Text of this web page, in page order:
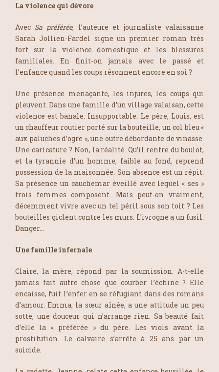
La violence qui dévore
Avec Sa préférée, l’auteure et journaliste valaisanne
Sarah Jollien-Fardel signe un premier roman très
fort sur la violence domestique et les blessures
familiales. En finit-on jamais avec le passé et
l’enfance quand les coups résonnent encore en soi ?
Une présence menaçante, les injures, les coups qui
pleuvent. Dans une famille d’un village valaisan, cette
violence est banale. Insupportable. Le père, Louis, est
un chauffeur routier porté sur la bouteille, un col bleu «
aux paluches d’ogre », une outre débordante de vinasse.
Une caricature ? Non, la réalité. Qu’il rentre du boulot,
et la tyrannie d’un homme, faible au fond, reprend
possession de la maisonnée. Son absence est un répit.
Sa présence un cauchemar éveillé avec lequel « ses »
trois femmes composent. Mais peut-on vraiment,
décemment vivre avec un tel péril sous son toit ? Les
bouteilles giclent contre les murs. L’ivrogne a un fusil.
Danger…
Une famille infernale
Claire, la mère, répond par la soumission. A-t-elle
jamais fait autre chose que courber l’échine ? Elle
encaisse, fuit l’enfer en se réfugiant dans des romans
d’amour. Emma, la sœur aînée, a une attitude un peu
sotte, une douceur qui n’arrange rien. Sa beauté fait
d’elle la « préférée » du père. Les viols avant la
prostitution. Le calvaire s’arrête à 25 ans par un
suicide.